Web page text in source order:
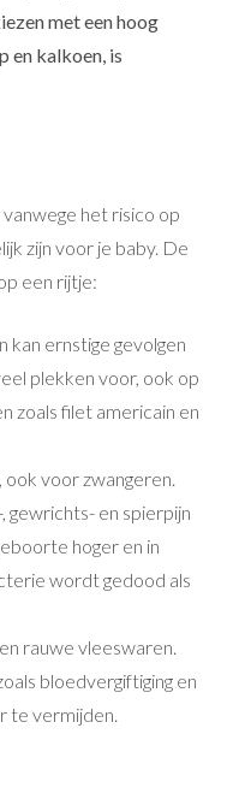
met een hoog
en kalkoen, is
het risico op
zijn voor je baby. De
een rijtje:
kan ernstige gevolgen
plekken voor, ook op
zoals filet americain en
ook voor zwangeren.
gewrichts- en spierpijn
hoger en in
wordt gedood als
rauwe vleeswaren.
bloedvergiftiging en
te vermijden.